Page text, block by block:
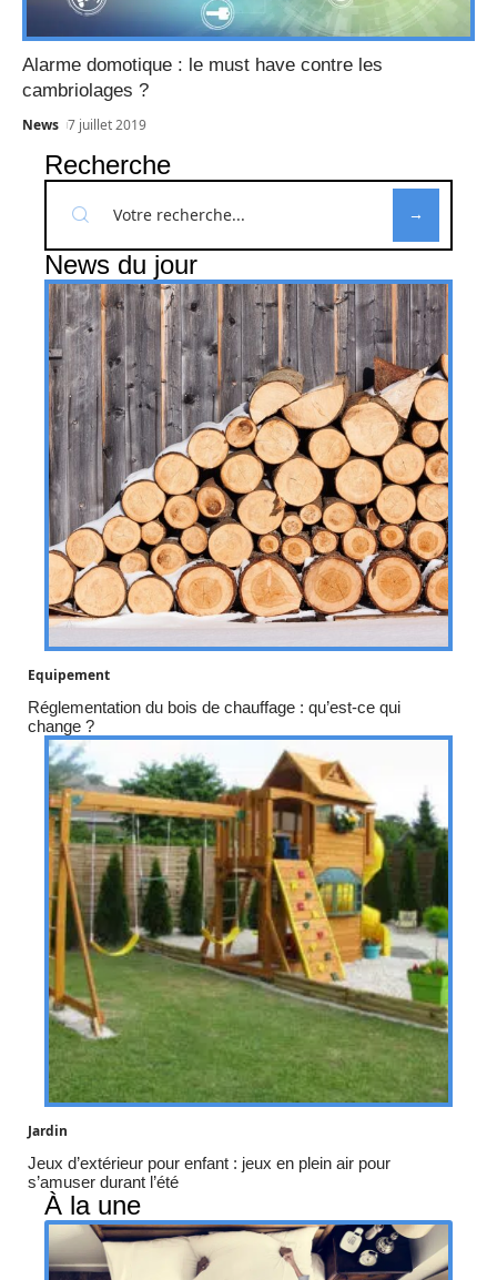
Alarme domotique : le must have contre les
cambriolages ?
News 7 juillet 2019
Recherche
News du jour
Equipement
Réglementation du bois de chauffage : qu’est-ce qui
change ?
Jardin
Jeux d’extérieur pour enfant : jeux en plein air pour
s’amuser durant l’été
À la une